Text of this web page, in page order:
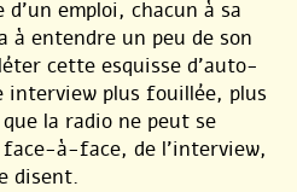
emploi, chacun à sa
à entendre un peu de son
cette esquisse d’auto-
plus fouillée, plus
la radio ne peut se
à-face, de l’interview,
disent.